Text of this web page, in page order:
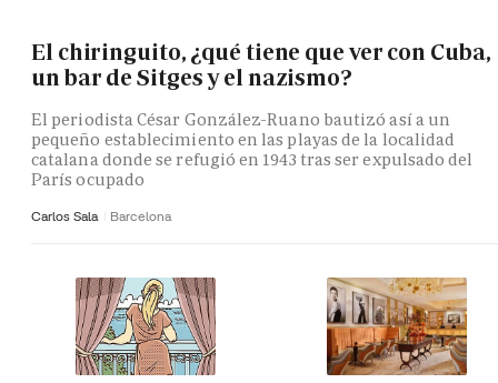
El chiringuito, ¿qué tiene que ver con Cuba,
un bar de Sitges y el nazismo?
El periodista César González-Ruano bautizó así a un
pequeño establecimiento en las playas de la localidad
catalana donde se refugió en 1943 tras ser expulsado del
París ocupado
Carlos Sala Barcelona